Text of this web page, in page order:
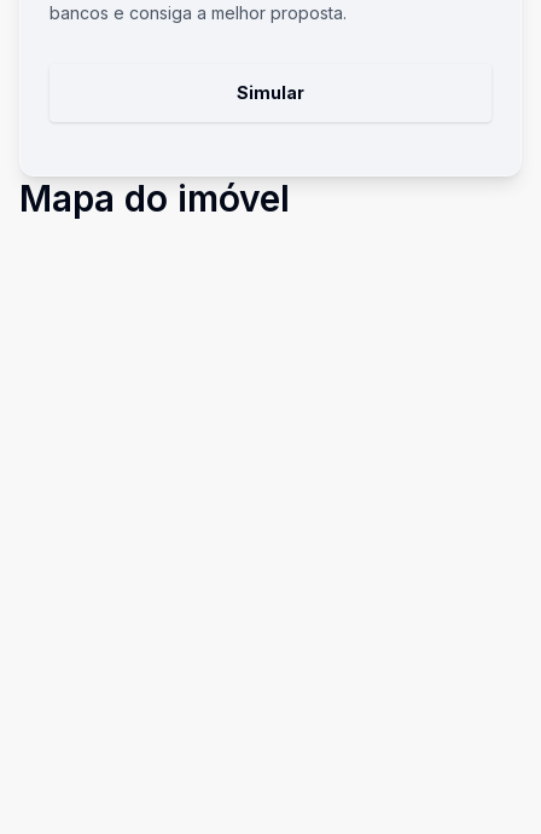
bancos e consiga a melhor proposta.
Simular
Mapa do imóvel